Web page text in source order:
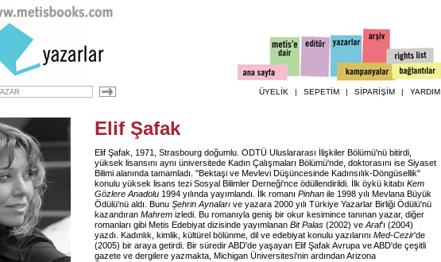
ÜYELİK | SEPETİM | SİPARİŞİM | YARDIM
Elif Şafak
Elif Şafak, 1971, Strasbourg doğumlu. ODTÜ Uluslararası İlişkiler Bölümü'nü bitirdi,
yüksek lisansını aynı üniversitede Kadın Çalışmaları Bölümü'nde, doktorasını ise Siyaset
Bilimi alanında tamamladı. "Bektaşi ve Mevlevi Düşüncesinde Kadınsılık-Döngüsellik"
konulu yüksek lisans tezi Sosyal Bilimler Derneği'nce ödüllendirildi. İlk öykü kitabı Kem
Gözlere Anadolu 1994 yılında yayımlandı. İlk romanı Pinhan ile 1998 yılı Mevlana Büyük
Ödülü'nü aldı. Bunu Şehrin Aynaları ve yazara 2000 yılı Türkiye Yazarlar Birliği Ödülü'nü
kazandıran Mahrem izledi. Bu romanıyla geniş bir okur kesimince tanınan yazar, diğer
romanları gibi Metis Edebiyat dizisinde yayımlanan Bit Palas (2002) ve Araf'ı (2004)
yazdı. Kadınlık, kimlik, kültürel bölünme, dil ve edebiyat konulu yazılarını Med-Cezir'de
(2005) bir araya getirdi. Bir süredir ABD'de yaşayan Elif Şafak Avrupa ve ABD'de çeşitli
gazete ve dergilere yazmakta, Michigan Üniversitesi'nin ardından Arizona